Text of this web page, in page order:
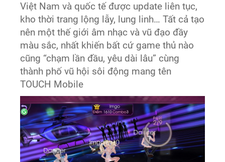
Việt Nam và quốc tế được update liên tục,
kho thời trang lộng lẫy, lung linh… Tất cả tạo
nên một thế giới âm nhạc và vũ đạo đầy
màu sắc, nhất khiến bất cứ game thủ nào
cũng “chạm lần đầu, yêu dài lâu” cùng
thành phố vũ hội sôi động mang tên
TOUCH Mobile